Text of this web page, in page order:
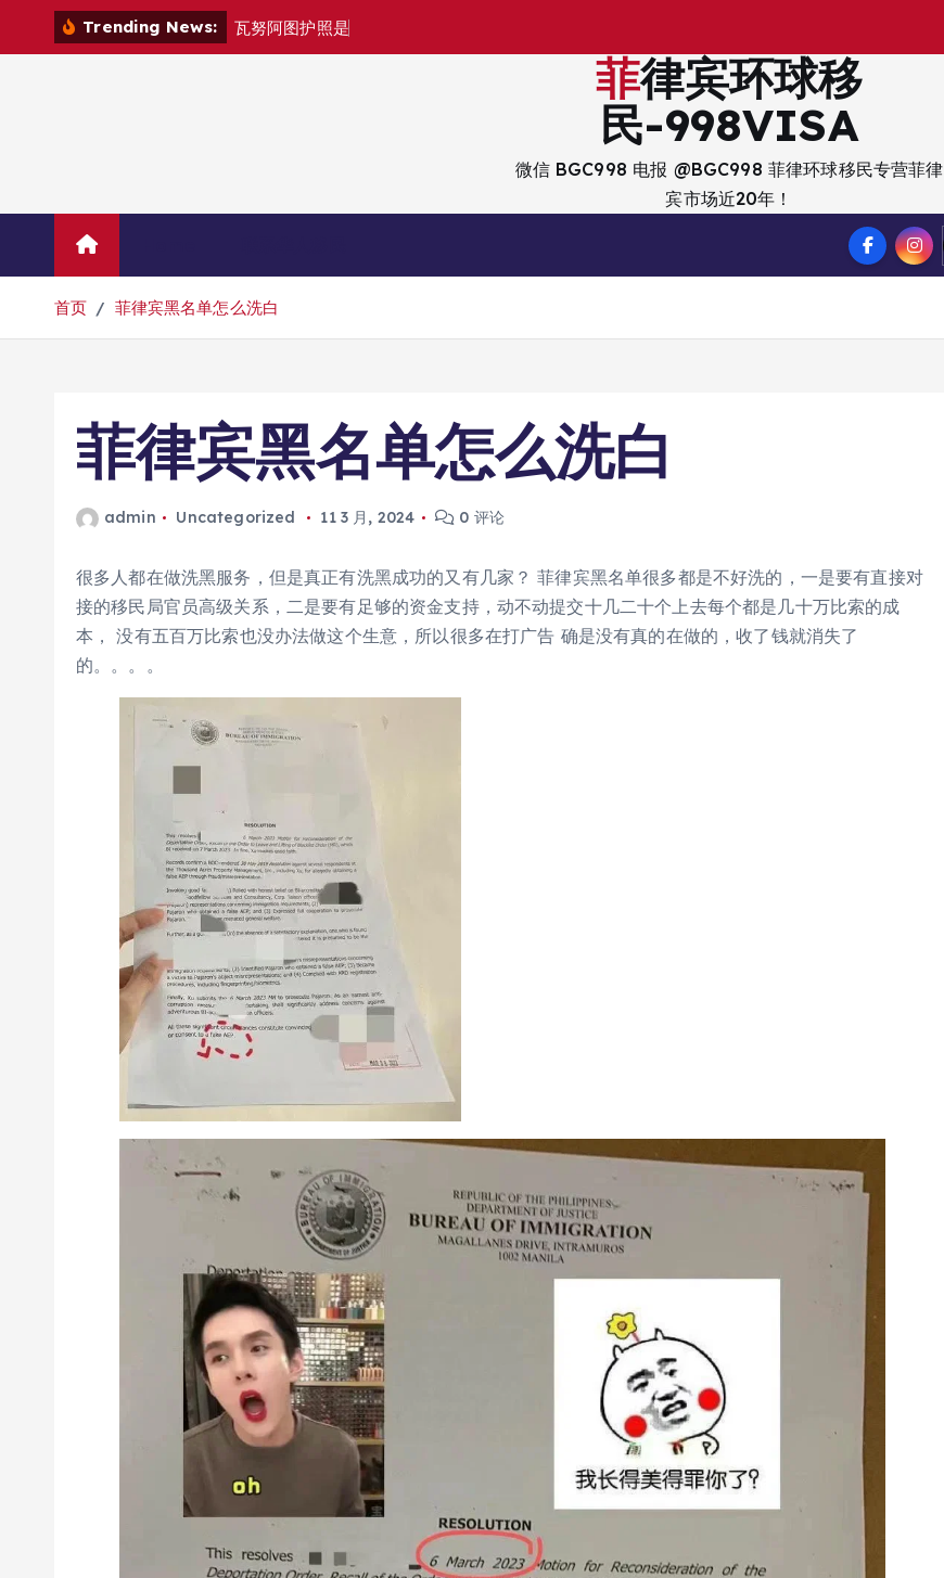
Trending News: 瓦努阿图护照是
菲律宾环球移
民-998VISA
微信 BGC998 电报 @BGC998 菲律环球移民专营菲律
宾市场近20年！
首页 菲律宾黑名单怎么洗白
菲律宾黑名单怎么洗白
admin Uncategorized 11 3 月, 2024 0 评论
很多人都在做洗黑服务，但是真正有洗黑成功的又有几家？ 菲律宾黑名单很多都是不好洗的，一是要有直接对
接的移民局官员高级关系，二是要有足够的资金支持，动不动提交十几二十个上去每个都是几十万比索的成
本， 没有五百万比索也没办法做这个生意，所以很多在打广告 确是没有真的在做的，收了钱就消失了
的。。。。